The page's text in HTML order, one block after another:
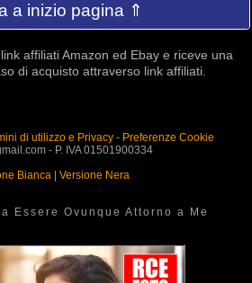
a inizio pagina ⇑
affiliati Amazon ed Ebay e riceve una
di acquisto attraverso link affiliati.
di utilizzo e Privacy- Preferenze Cookie
- P. IVA 01501900334
Bianca
Versione Nera
Essere Ovunque Attorno a Me